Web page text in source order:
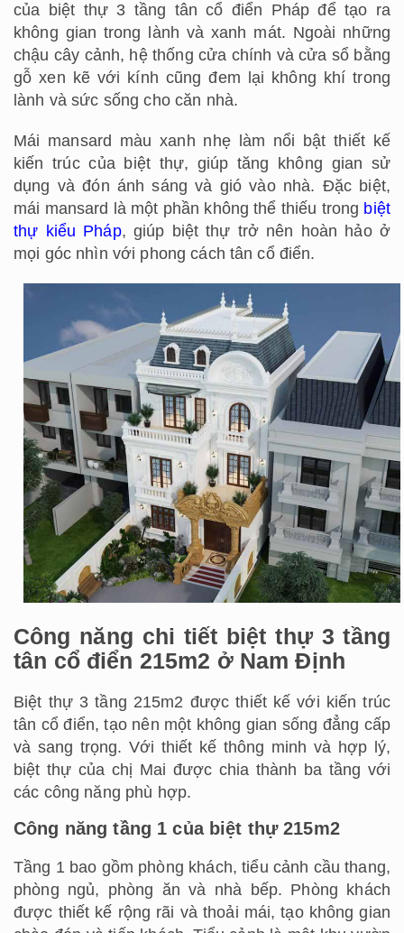
của biệt thự 3 tầng tân cổ điển Pháp để tạo ra
không gian trong lành và xanh mát. Ngoài những
chậu cây cảnh, hệ thống cửa chính và cửa sổ bằng
gỗ xen kẽ với kính cũng đem lại không khí trong
lành và sức sống cho căn nhà.
Mái mansard màu xanh nhẹ làm nổi bật thiết kế
kiến trúc của biệt thự, giúp tăng không gian sử
dụng và đón ánh sáng và gió vào nhà. Đặc biệt,
mái mansard là một phần không thể thiếu trong biệt
thự kiểu Pháp, giúp biệt thự trở nên hoàn hảo ở
mọi góc nhìn với phong cách tân cổ điển.
Công năng chi tiết biệt thự 3 tầng
tân cổ điển 215m2 ở Nam Định
Biệt thự 3 tầng 215m2 được thiết kế với kiến trúc
tân cổ điển, tạo nên một không gian sống đẳng cấp
và sang trọng. Với thiết kế thông minh và hợp lý,
biệt thự của chị Mai được chia thành ba tầng với
các công năng phù hợp.
Công năng tầng 1 của biệt thự 215m2
Tầng 1 bao gồm phòng khách, tiểu cảnh cầu thang,
phòng ngủ, phòng ăn và nhà bếp. Phòng khách
được thiết kế rộng rãi và thoải mái, tạo không gian